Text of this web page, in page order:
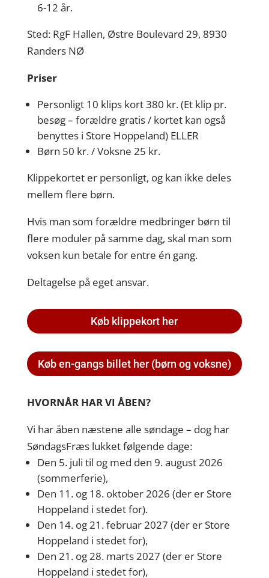
6-12 år.
Sted: RgF Hallen, Østre Boulevard 29, 8930
Randers NØ
Priser
Personligt 10 klips kort 380 kr. (Et klip pr.
besøg – forældre gratis / kortet kan også
benyttes i Store Hoppeland) ELLER
Børn 50 kr. / Voksne 25 kr.
Klippekortet er personligt, og kan ikke deles
mellem flere børn.
Hvis man som forældre medbringer børn til
flere moduler på samme dag, skal man som
voksen kun betale for entre én gang.
Deltagelse på eget ansvar.
Køb klippekort her
Køb en-gangs billet her (børn og voksne)
HVORNÅR HAR VI ÅBEN?
Vi har åben næstene alle søndage – dog har
SøndagsFræs lukket følgende dage:
Den 5. juli til og med den 9. august 2026
(sommerferie),
Den 11. og 18. oktober 2026 (der er Store
Hoppeland i stedet for).
Den 14. og 21. februar 2027 (der er Store
Hoppeland i stedet for),
Den 21. og 28. marts 2027 (der er Store
Hoppeland i stedet for),